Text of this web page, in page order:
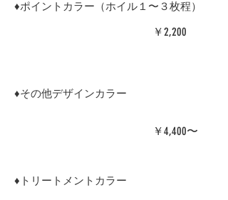
♦︎ポイントカラー（ホイル１〜３枚程）
￥2,200
​♦︎その他デザインカラー
￥4,400〜
♦︎トリートメントカラー